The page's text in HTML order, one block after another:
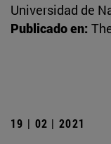
Universidad de
Publicado en:
19 | 02 | 2021